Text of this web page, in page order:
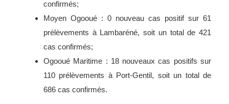
confirmés;
Moyen Ogooué : 0 nouveau cas positif sur 61
prélèvements à Lambaréné, soit un total de 421
cas confirmés;
Ogooué Maritime : 18 nouveaux cas positifs sur
110 prélèvements à Port-Gentil, soit un total de
686 cas confirmés.